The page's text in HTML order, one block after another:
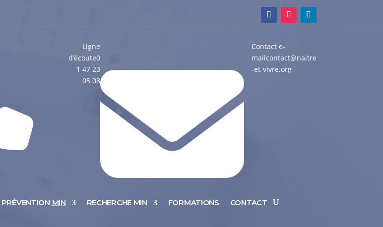
Ligne
d’écoute0
1 47 23
05 08
Contact e-
mailcontact@naitre
-et-vivre.org
PRÉVENTION MIN RECHERCHE MIN FORMATIONS CONTACT